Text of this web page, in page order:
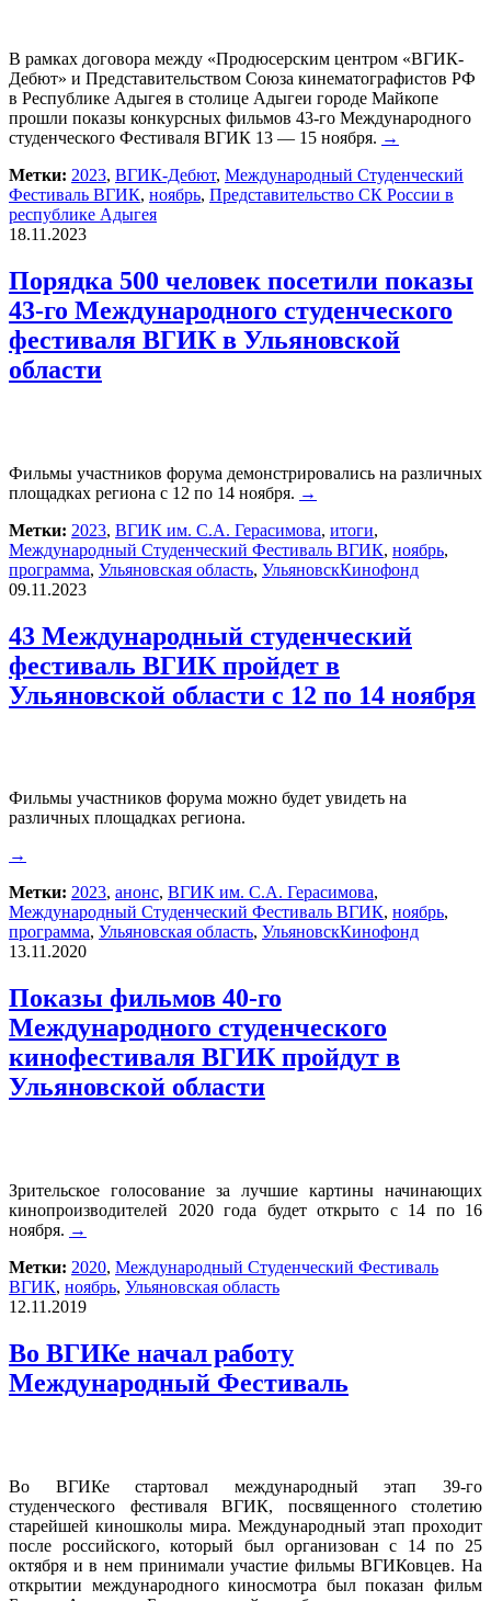
В рамках договора между «Продюсерским центром «ВГИК-
Дебют» и Представительством Союза кинематографистов РФ
в Республике Адыгея в столице Адыгеи городе Майкопе
прошли показы конкурсных фильмов 43-го Международного
студенческого Фестиваля ВГИК 13 — 15 ноября. →
Метки: 2023, ВГИК-Дебют, Международный Студенческий
Фестиваль ВГИК, ноябрь, Представительство СК России в
республике Адыгея
18.11.2023
Порядка 500 человек посетили показы
43-го Международного студенческого
фестиваля ВГИК в Ульяновской
области
Фильмы участников форума демонстрировались на различных
площадках региона с 12 по 14 ноября. →
Метки: 2023, ВГИК им. С.А. Герасимова, итоги,
Международный Студенческий Фестиваль ВГИК, ноябрь,
программа, Ульяновская область, УльяновскКинофонд
09.11.2023
43 Международный студенческий
фестиваль ВГИК пройдет в
Ульяновской области с 12 по 14 ноября
Фильмы участников форума можно будет увидеть на
различных площадках региона.
→
Метки: 2023, анонс, ВГИК им. С.А. Герасимова,
Международный Студенческий Фестиваль ВГИК, ноябрь,
программа, Ульяновская область, УльяновскКинофонд
13.11.2020
Показы фильмов 40-го
Международного студенческого
кинофестиваля ВГИК пройдут в
Ульяновской области
Зрительское голосование за лучшие картины начинающих
кинопроизводителей 2020 года будет открыто с 14 по 16
ноября. →
Метки: 2020, Международный Студенческий Фестиваль
ВГИК, ноябрь, Ульяновская область
12.11.2019
Во ВГИКе начал работу
Международный Фестиваль
Во ВГИКе стартовал международный этап 39-го
студенческого фестиваля ВГИК, посвященного столетию
старейшей киношколы мира. Международный этап проходит
после российского, который был организован с 14 по 25
октября и в нем принимали участие фильмы ВГИКовцев. На
открытии международного киносмотра был показан фильм